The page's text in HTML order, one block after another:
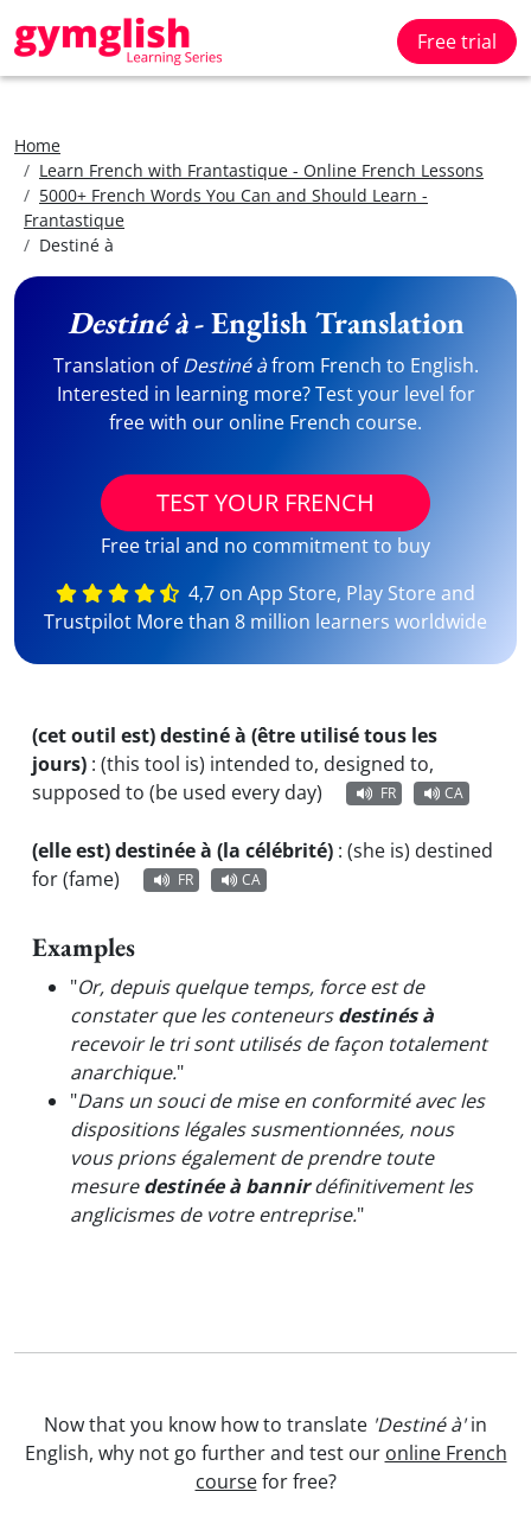
Free trial
Home
Learn French with Frantastique - Online French Lessons
5000+ French Words You Can and Should Learn -
Frantastique
Destiné à
Destiné à- English Translation
Translation ofDestiné àfrom French to English.
Interested in learning more? Test your level for
free with our online French course.
TEST YOUR FRENCH
Free trial and no commitment to buy
4,7 on App Store, Play Store and
Trustpilot More than 8 million learners worldwide
(cet outil est) destiné à (être utilisé tous les
jours) : (this tool is) intended to, designed to,
supposed to (be used every day)
FR CA
(elle est) destinée à (la célébrité) : (she is) destined
for (fame)
FR CA
Examples
"Or, depuis quelque temps, force est de
constater que les conteneursdestinés à
recevoir le tri sont utilisés de façon totalement
anarchique."
"Dans un souci de mise en conformité avec les
dispositions légales susmentionnées, nous
vous prions également de prendre toute
mesuredestinée à bannirdéfinitivement les
anglicismes de votre entreprise."
Now that you know how to translate 'Destiné à'in
English, why not go further and test our online French
coursefor free?